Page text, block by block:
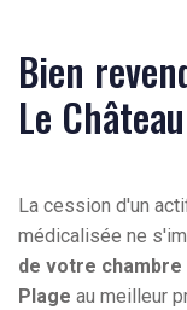
Bien
Le
La cession d'un
médicalisée ne
de votre chambre
Plage au meilleur